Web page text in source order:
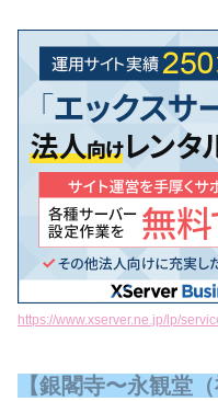
https://www.xserver.ne.jp/lp/
【銀閣寺〜永観堂